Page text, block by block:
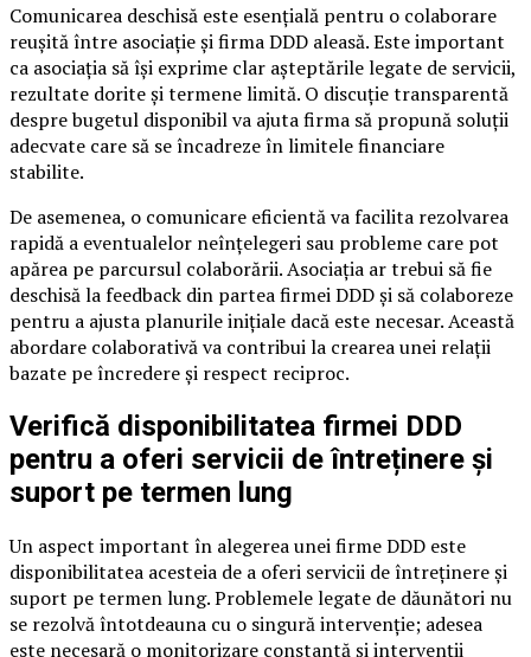
Comunicarea deschisă este esențială pentru o colaborare
reușită între asociație și firma DDD aleasă. Este important
ca asociația să își exprime clar așteptările legate de servicii,
rezultate dorite și termene limită. O discuție transparentă
despre bugetul disponibil va ajuta firma să propună soluții
adecvate care să se încadreze în limitele financiare
stabilite.
De asemenea, o comunicare eficientă va facilita rezolvarea
rapidă a eventualelor neînțelegeri sau probleme care pot
apărea pe parcursul colaborării. Asociația ar trebui să fie
deschisă la feedback din partea firmei DDD și să colaboreze
pentru a ajusta planurile inițiale dacă este necesar. Această
abordare colaborativă va contribui la crearea unei relații
bazate pe încredere și respect reciproc.
Verifică disponibilitatea firmei DDD
pentru a oferi servicii de întreținere și
suport pe termen lung
Un aspect important în alegerea unei firme DDD este
disponibilitatea acesteia de a oferi servicii de întreținere și
suport pe termen lung. Problemele legate de dăunători nu
se rezolvă întotdeauna cu o singură intervenție; adesea
este necesară o monitorizare constantă și intervenții